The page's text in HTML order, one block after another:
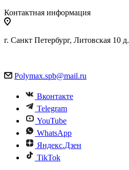
Контактная информация
г. Санкт Петербург, Литовская 10 д.
Polymax.spb@mail.ru
Вконтакте
Telegram
YouTube
WhatsApp
Яндекс.Дзен
TikTok